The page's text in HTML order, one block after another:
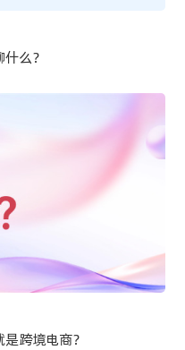
么？
跨境电商？